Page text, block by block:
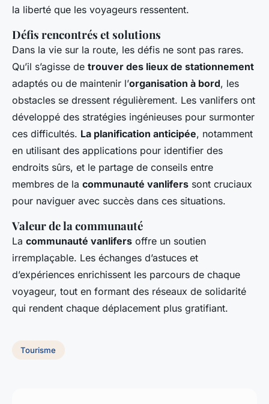
la liberté que les voyageurs ressentent.
Défis rencontrés et solutions
Dans la vie sur la route, les défis ne sont pas rares.
Qu’il s’agisse de trouver des lieux de stationnement
adaptés ou de maintenir l’organisation à bord, les
obstacles se dressent régulièrement. Les vanlifers ont
développé des stratégies ingénieuses pour surmonter
ces difficultés. La planification anticipée, notamment
en utilisant des applications pour identifier des
endroits sûrs, et le partage de conseils entre
membres de la communauté vanlifers sont cruciaux
pour naviguer avec succès dans ces situations.
Valeur de la communauté
La communauté vanlifers offre un soutien
irremplaçable. Les échanges d’astuces et
d’expériences enrichissent les parcours de chaque
voyageur, tout en formant des réseaux de solidarité
qui rendent chaque déplacement plus gratifiant.
Tourisme